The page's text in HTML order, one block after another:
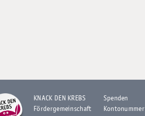
KNACK DEN KREBS
Fördergemeinschaft
Spenden
Kontonummer